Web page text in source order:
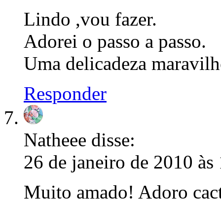
Lindo ,vou fazer.
Adorei o passo a passo.
Uma delicadeza
Responder
Natheee disse:
26 de janeiro de 2010 às
Muito amado! Adoro